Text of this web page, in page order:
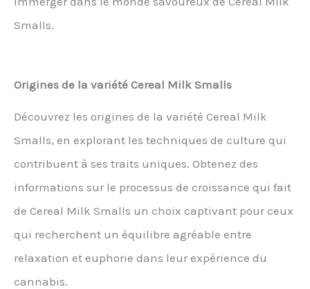
Smalls.
Origines de la variété Cereal Milk Smalls
Découvrez les origines de la variété Cereal Milk
Smalls, en explorant les techniques de culture qui
contribuent à ses traits uniques. Obtenez des
informations sur le processus de croissance qui fait
de Cereal Milk Smalls un choix captivant pour ceux
qui recherchent un équilibre agréable entre
relaxation et euphorie dans leur expérience du
cannabis.